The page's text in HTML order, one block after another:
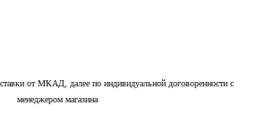
от МКАД, далее по индивидуальной договоренности с
менеджером магазина